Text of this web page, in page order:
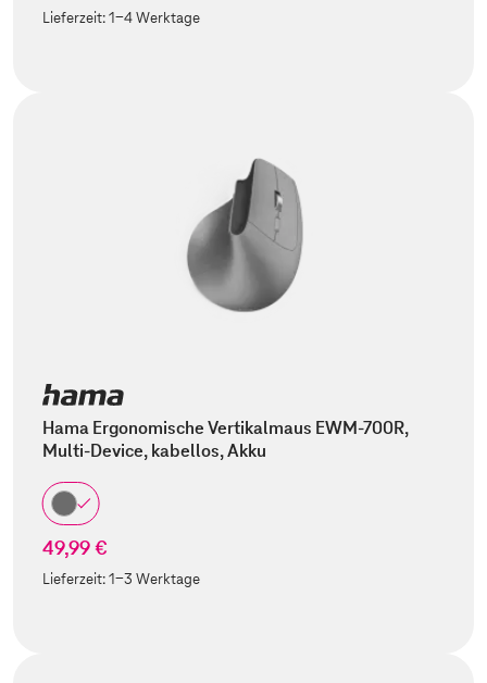
Lieferzeit:1-4 Werktage
Hama Ergonomische Vertikalmaus EWM-700R,
Multi-Device, kabellos, Akku
49,99 €
Lieferzeit:1-3 Werktage